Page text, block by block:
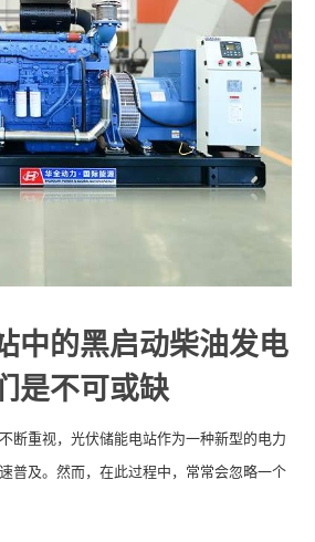
中的黑启动柴油发电
是不可或缺
断重视，光伏储能电站作为一种新型的电力
普及。然而，在此过程中，常常会忽略一个